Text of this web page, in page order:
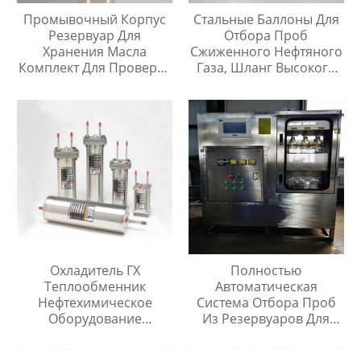
Промывочный Корпус
Резервуар Для
Хранения Масла
Комплект Для Проверки
Стальные Баллоны Для
Отбора Проб
Сжиженного Нефтяного
Газа, Шланг Высокого
Метр
Охладитель ГХ
Теплообменник
Нефтехимическое
Оборудование
Полностью
Автоматическая
Система Отбора Проб
Из Резервуаров Для